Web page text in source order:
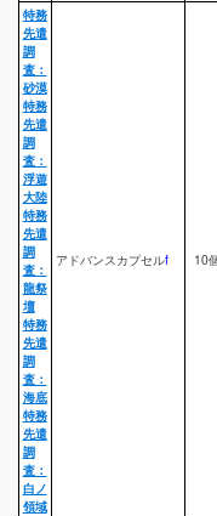
特務
先遣
調
査：
砂漠
特務
先遣
調
査：
浮遊
大陸
特務
先遣
調
査：
龍祭
壇
特務
先遣
調
査：
海底
特務
先遣
調
査：
白ノ
領域
アドバンスカプセルf 10